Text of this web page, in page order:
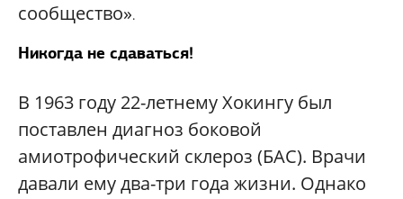
сообщество».
Никогда не сдаваться!
В 1963 году 22-летнему Хокингу был
поставлен диагноз боковой
амиотрофический склероз (БАС). Врачи
давали ему два-три года жизни. Однако